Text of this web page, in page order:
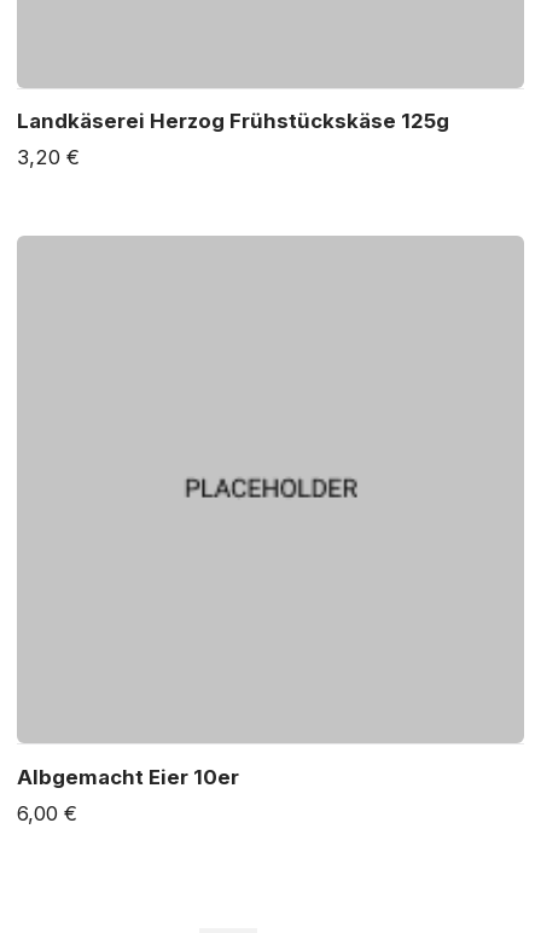
Landkäserei Herzog Frühstückskäse 125g
3,20 €
Albgemacht Eier 10er
6,00 €